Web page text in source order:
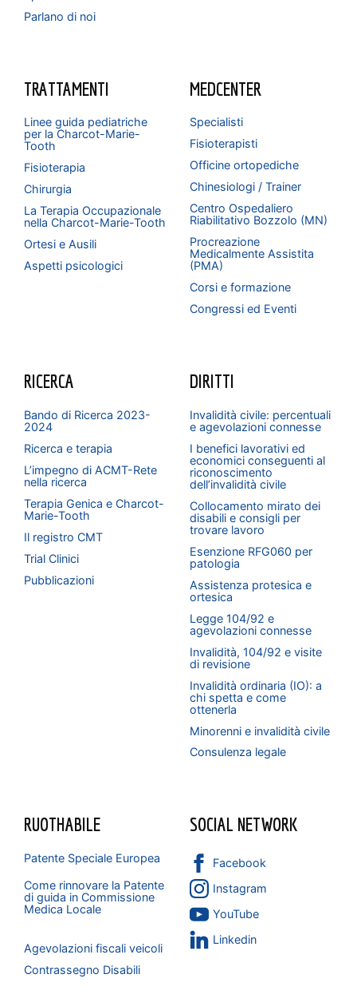
Parlano di noi
TRATTAMENTI
Linee guida pediatriche
per la Charcot-Marie-
Tooth
Fisioterapia
Chirurgia
La Terapia Occupazionale
nella Charcot-Marie-Tooth
Ortesi e Ausili
Aspetti psicologici
MEDCENTER
Specialisti
Fisioterapisti
Officine ortopediche
Chinesiologi / Trainer
Centro Ospedaliero
Riabilitativo Bozzolo (MN)
Procreazione
Medicalmente Assistita
(PMA)
Corsi e formazione
Congressi ed Eventi
RICERCA
Bando di Ricerca 2023-
2024
Ricerca e terapia
L’impegno di ACMT-Rete
nella ricerca
Terapia Genica e Charcot-
Marie-Tooth
Il registro CMT
Trial Clinici
Pubblicazioni
DIRITTI
Invalidità civile: percentuali
e agevolazioni connesse
I benefici lavorativi ed
economici conseguenti al
riconoscimento
dell’invalidità civile
Collocamento mirato dei
disabili e consigli per
trovare lavoro
Esenzione RFG060 per
patologia
Assistenza protesica e
ortesica
Legge 104/92 e
agevolazioni connesse
Invalidità, 104/92 e visite
di revisione
Invalidità ordinaria (IO): a
chi spetta e come
ottenerla
Minorenni e invalidità civile
Consulenza legale
RUOTHABILE
Patente Speciale Europea
Come rinnovare la Patente
di guida in Commissione
Medica Locale
Agevolazioni fiscali veicoli
Contrassegno Disabili
SOCIAL NETWORK
Facebook
Instagram
YouTube
Linkedin